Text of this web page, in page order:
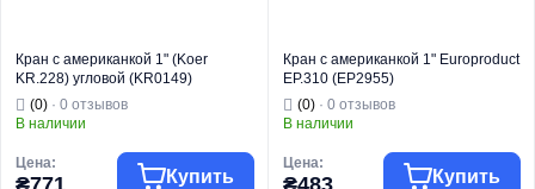
Кран с американкой 1" (Koer
KR.228) угловой (KR0149)
(0) · 0 отзывов
В наличии
Цена:
₴771 Купить
Кран с американкой 1" Europroduct
EP.310 (EP2955)
(0)· 0 отзывов
В наличии
Цена:
₴483 Купить